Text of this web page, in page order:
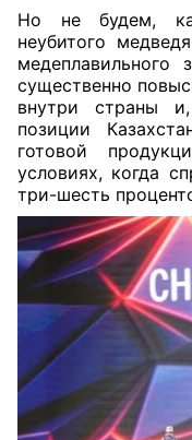
Но не будем,
неубитого
медеплавильного
существенно
внутри страны
позиции
готовой
условиях, когда
три-шесть